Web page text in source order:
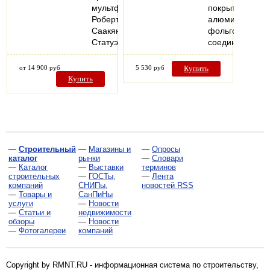
мультфильма
Роберта
Саакянца.
Статуэтка…
от 14 900 руб
Купить
покрытую
алюминиевой
фольгой,
соединённой…
5 530 руб Купить
— Строительный
каталог
— Каталог
строительных
компаний
— Товары и
услуги
— Статьи и
обзоры
— Фотогалереи
— Магазины и
рынки
— Выставки
— ГОСТы,
СНИПы,
СанПиНы
— Новости
недвижимости
— Новости
компаний
— Опросы
— Словари
терминов
— Лента
новостей RSS
Copyright by RMNT.RU - информационная система по строительству,